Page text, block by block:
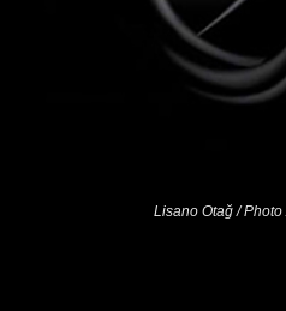
Lisano Otağ / Photo